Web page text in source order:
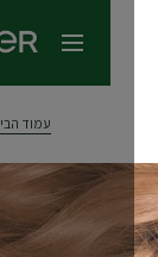
תפריט ראשי
עמוד הבית